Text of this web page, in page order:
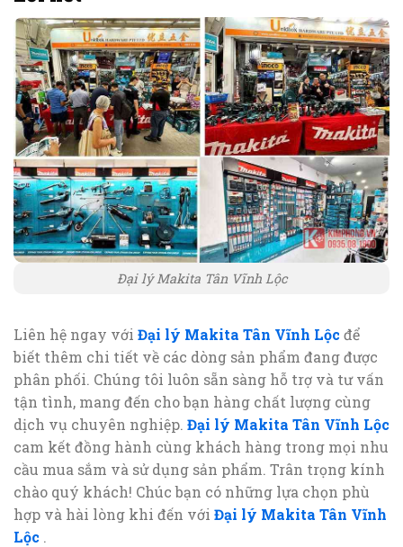
Đại lý Makita Tân Vĩnh Lộc
Liên hệ ngay với Đại lý Makita Tân Vĩnh Lộc để
biết thêm chi tiết về các dòng sản phẩm đang được
phân phối. Chúng tôi luôn sẵn sàng hỗ trợ và tư vấn
tận tình, mang đến cho bạn hàng chất lượng cùng
dịch vụ chuyên nghiệp. Đại lý Makita Tân Vĩnh Lộc
cam kết đồng hành cùng khách hàng trong mọi nhu
cầu mua sắm và sử dụng sản phẩm. Trân trọng kính
chào quý khách! Chúc bạn có những lựa chọn phù
hợp và hài lòng khi đến với Đại lý Makita Tân Vĩnh
Lộc .